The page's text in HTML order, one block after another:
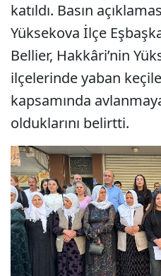
katıldı. Basın
Yüksekova İlçe
Bellier, Hakkâri’nin
ilçelerinde yaban
kapsamında
olduklarını belirtti.